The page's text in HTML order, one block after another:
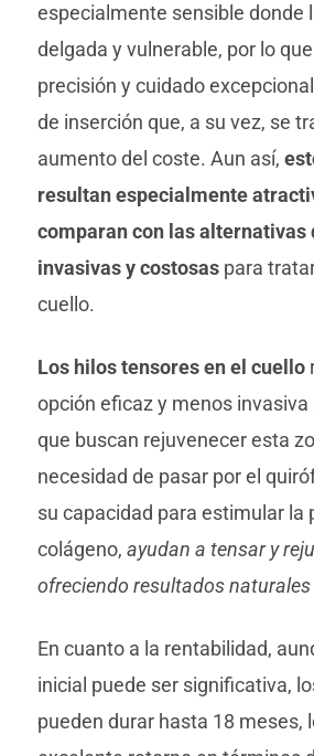
especialmente sensible donde
delgada y vulnerable, por lo
precisión y cuidado
de inserción que, a su vez, se
aumento del coste. Aun así,
resultan especialmente
comparan con las alternativas
invasivas y costosaspara
cuello.
Los hilos tensores en el cuello
opción eficaz y menos invasiva
que buscan rejuvenecer esta
necesidad de pasar por el
su capacidad para estimular la
colágeno, ayudan a tensar y
ofreciendo resultados naturales
En cuanto a la rentabilidad,
inicial puede ser significativa,
pueden durar hasta 18 meses,